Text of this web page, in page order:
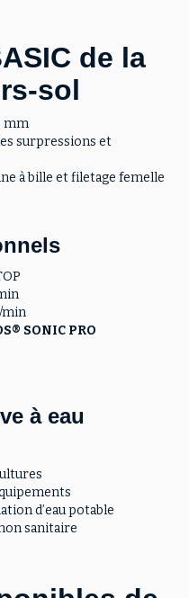
de la
sol
mm
surpressions et
à bille et filetage femelle
min
SONIC PRO
à eau
d’eau potable
sanitaire